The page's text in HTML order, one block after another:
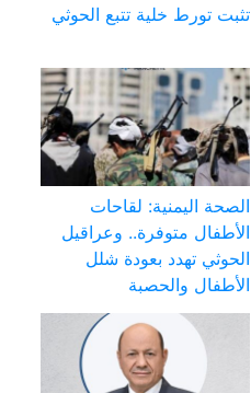
تثبت تورط خلية تتبع الحوثي
الصحة اليمنية: لقاحات
الأطفال متوفرة.. وعراقيل
الحوثي تهدد بعودة شلل
الأطفال والحصبة